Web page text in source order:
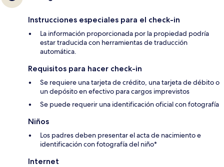
Instrucciones especiales para el check-in
La información proporcionada por la propiedad podría
estar traducida con herramientas de traducción
automática.
Requisitos para hacer check-in
Se requiere una tarjeta de crédito, una tarjeta de débito o
un depósito en efectivo para cargos imprevistos
Se puede requerir una identificación oficial con fotografía
Niños
Los padres deben presentar el acta de nacimiento e
identificación con fotografía del niño*
Internet